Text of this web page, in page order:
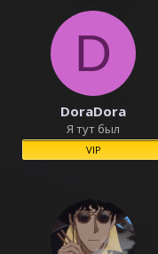
D
DoraDora
Я тут был
VIP